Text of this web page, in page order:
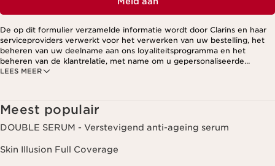
LEES MEER
De op dit formulier verzamelde informatie wordt door Clarins en haar
serviceproviders verwerkt voor het verwerken van uw bestelling, het
beheren van uw deelname aan ons loyaliteitsprogramma en het
beheren van de klantrelatie, met name om u gepersonaliseerde
aanbiedingen te kunnen sturen op basis van uw eerdere aankopen en
Meest populair
DOUBLE SERUM - Verstevigend anti-ageing serum
Skin Illusion Full Coverage